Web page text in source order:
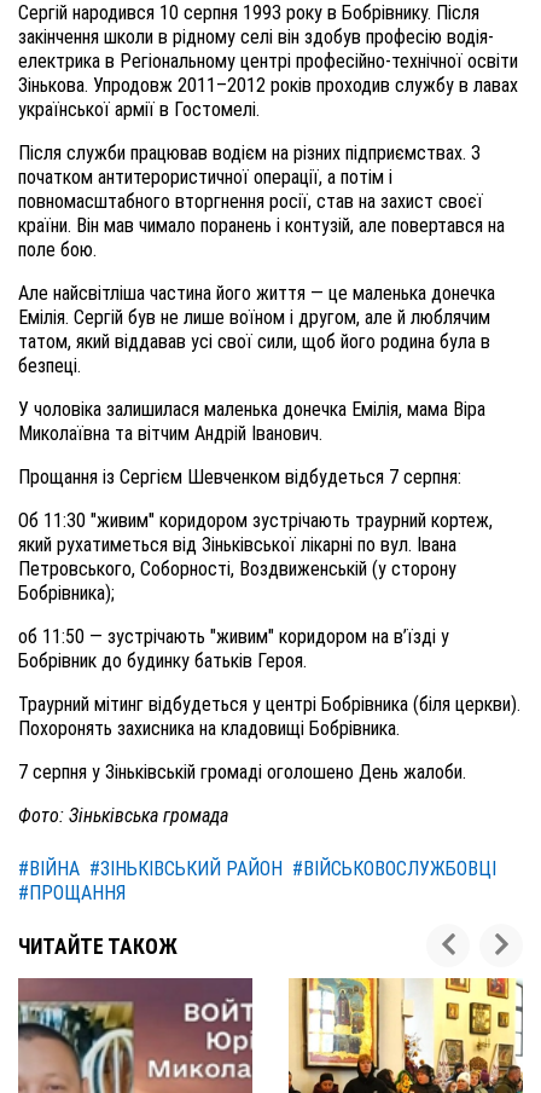
Сергій народився 10 серпня 1993 року в Бобрівнику. Після
закінчення школи в рідному селі він здобув професію водія-
електрика в Регіональному центрі професійно-технічної освіти
Зінькова. Упродовж 2011–2012 років проходив службу в лавах
української армії в Гостомелі.
Після служби працював водієм на різних підприємствах. З
початком антитерористичної операції, а потім і
повномасштабного вторгнення росії, став на захист своєї
країни. Він мав чимало поранень і контузій, але повертався на
поле бою.
Але найсвітліша частина його життя — це маленька донечка
Емілія. Сергій був не лише воїном і другом, але й люблячим
татом, який віддавав усі свої сили, щоб його родина була в
безпеці.
У чоловіка залишилася маленька донечка Емілія, мама Віра
Миколаївна та вітчим Андрій Іванович.
Прощання із Сергієм Шевченком відбудеться 7 серпня:
Об 11:30 "живим" коридором зустрічають траурний кортеж,
який рухатиметься від Зіньківської лікарні по вул. Івана
Петровського, Соборності, Воздвиженській (у сторону
Бобрівника);
об 11:50 — зустрічають "живим" коридором на в’їзді у
Бобрівник до будинку батьків Героя.
Траурний мітинг відбудеться у центрі Бобрівника (біля церкви).
Похоронять захисника на кладовищі Бобрівника.
7 серпня у Зіньківській громаді оголошено День жалоби.
Фото: Зіньківська громада
#ВІЙНА #ЗІНЬКІВСЬКИЙ РАЙОН #ВІЙСЬКОВОСЛУЖБОВЦІ
#ПРОЩАННЯ
ЧИТАЙТЕ ТАКОЖ